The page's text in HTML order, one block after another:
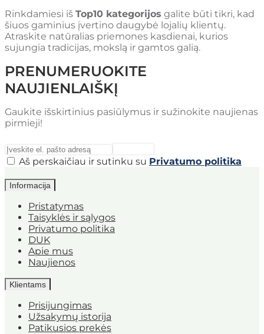
Rinkdamiesi iš Top10 kategorijos galite būti tikri, kad
šiuos gaminius įvertino daugybė lojalių klientų.
Atraskite natūralias priemones kasdienai, kurios
sujungia tradicijas, mokslą ir gamtos galią.
PRENUMERUOKITE
NAUJIENLAIŠKĮ
Gaukite išskirtinius pasiūlymus ir sužinokite naujienas
pirmieji!
Aš perskaičiau ir sutinku su Privatumo politika
Informacija
Pristatymas
Taisyklės ir sąlygos
Privatumo politika
DUK
Apie mus
Naujienos
Klientams
Prisijungimas
Užsakymų istorija
Patikusios prekės